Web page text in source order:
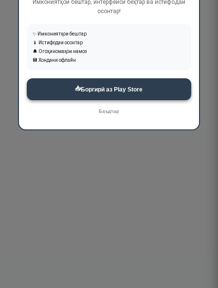
Имкониятҳои бештар, интерфейси беҳтар ва истифодаи
осонтар!
✨ Имкониятҳои бештар
📱 Истифодаи осонтар
🔔 Огоҳиномаҳои намоз
💾 Хондани офлайн
📥Боргирӣ аз Play Store
Баъдтар